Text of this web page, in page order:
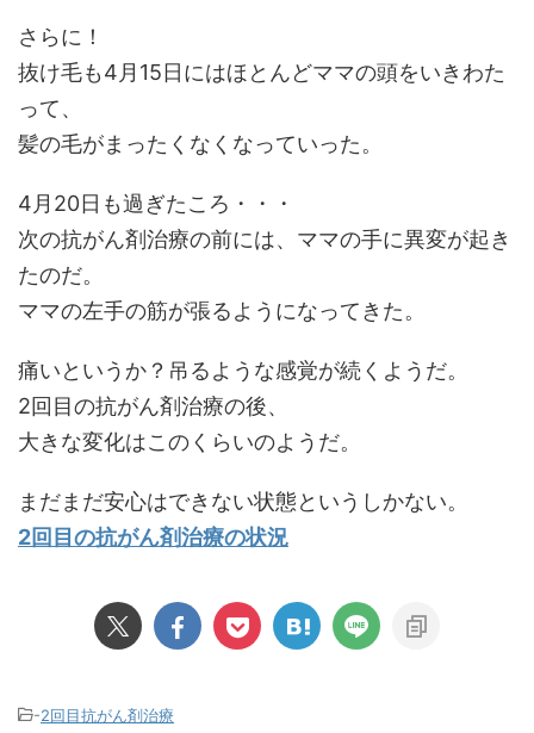
さらに！
抜け毛も4月15日にはほとんどママの頭をいきわた
って、
髪の毛がまったくなくなっていった。
4月20日も過ぎたころ・・・
次の抗がん剤治療の前には、ママの手に異変が起き
たのだ。
ママの左手の筋が張るようになってきた。
痛いというか？吊るような感覚が続くようだ。
2回目の抗がん剤治療の後、
大きな変化はこのくらいのようだ。
まだまだ安心はできない状態というしかない。
2回目の抗がん剤治療の状況
-2回目抗がん剤治療